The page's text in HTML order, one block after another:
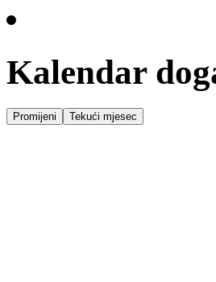
Kalendar
Promijeni Tekući mjesec